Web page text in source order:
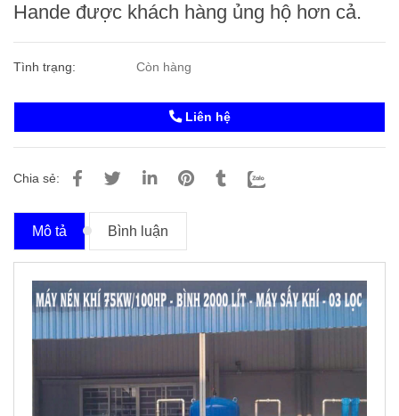
Hande được khách hàng ủng hộ hơn cả.
Tình trạng: Còn hàng
Liên hệ
Chia sẻ:
Mô tả Bình luận